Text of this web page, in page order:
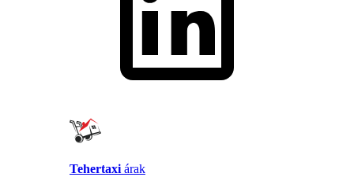
Tehertaxi árak